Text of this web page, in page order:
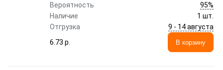
Вероятность
95%
Наличие
1 шт.
Отгрузка
9 - 14 августа
6.73 p.
В корзину